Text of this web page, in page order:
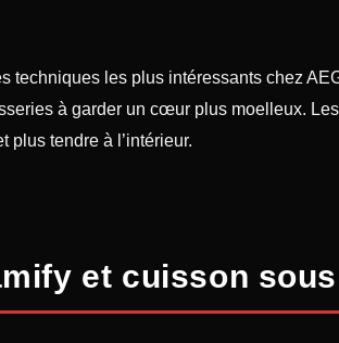
techniques les plus intéressants chez
à garder un cœur plus moelleux.
plus tendre à l’intérieur.
et cuisson